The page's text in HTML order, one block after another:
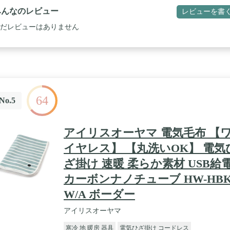
なのレビュー レビューを書く
レビューはありません
64
アイリスオーヤマ 電気毛布 【ワ
イヤレス】 【丸洗いOK】 電気
ざ掛け 速暖 柔らか素材 USB給
カーボンナノチューブ HW-
W/A ボーダー
アイリスオーヤマ
寒冷 地 暖房 器具 電気ひざ掛け コードレス